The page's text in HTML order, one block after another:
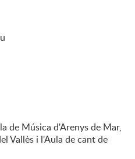
de Música d'Arenys de Mar,
Vallès i l'Aula de cant de